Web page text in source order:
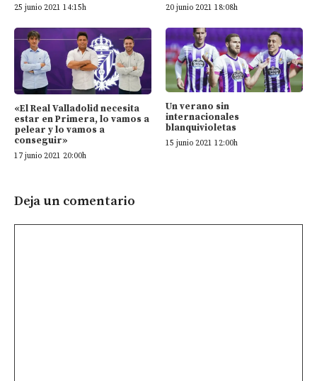
25 junio 2021 14:15h 20 junio 2021 18:08h
«El Real Valladolid necesita
estar en Primera, lo vamos a
pelear y lo vamos a
conseguir»
17 junio 2021 20:00h
Un verano sin
internacionales
blanquivioletas
15 junio 2021 12:00h
Deja un comentario